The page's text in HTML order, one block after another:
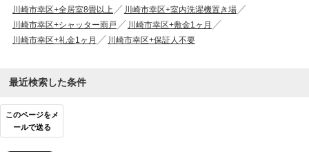
川崎市幸区+全居室8畳以上
川崎市幸区+室内洗濯機置き場
川崎市幸区+シャッター雨戸
川崎市幸区+敷金1ヶ月
川崎市幸区+礼金1ヶ月
川崎市幸区+保証人不要
最近検索した条件
このページをメ
ールで送る